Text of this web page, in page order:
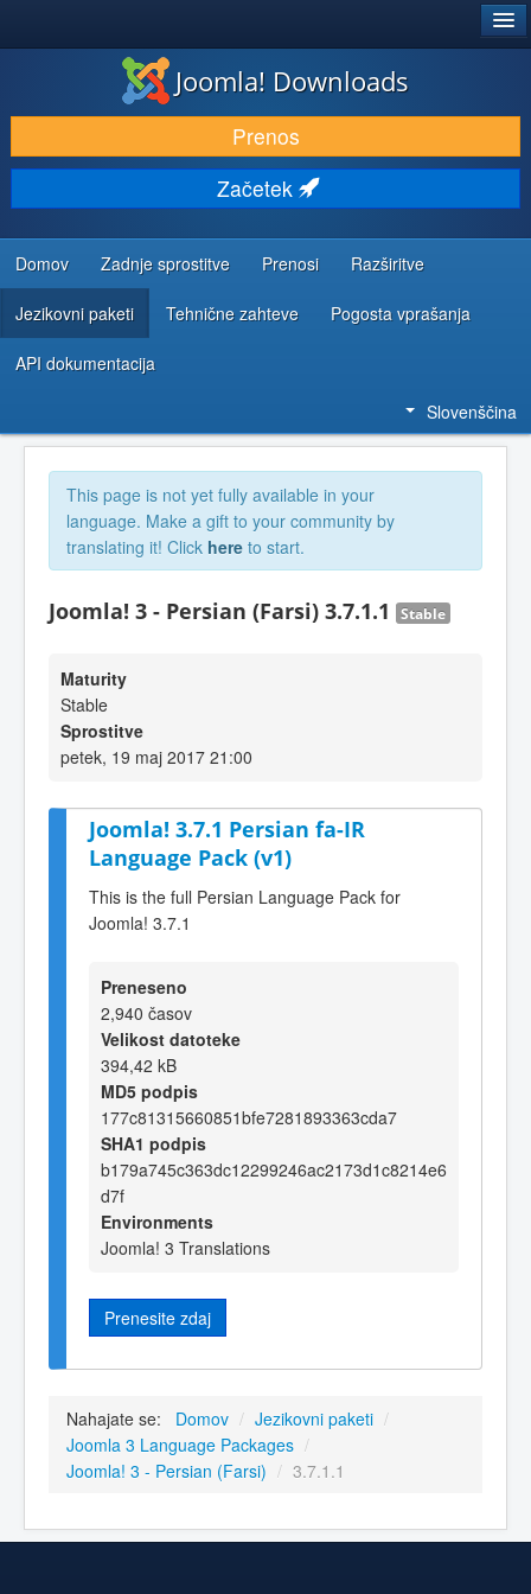
PRENESI IN RAZŠIRI
ODKRIJTE & IZVEJTE
SKUPNOST IN PODPORA
VIRI ZA RAZVIJALCE
Joomla! Downloads
Prenos
Začetek
Domov Zadnje sprostitve Prenosi Razširitve
Jezikovni paketi Tehnične zahteve Pogosta vprašanja
API dokumentacija
Slovenščina
This page is not yet fully available in your
language. Make a gift to your community by
translating it! Click here to start.
Joomla! 3 - Persian (Farsi) 3.7.1.1 Stable
Maturity
Stable
Sprostitve
petek, 19 maj 2017 21:00
Joomla! 3.7.1 Persian fa-IR
Language Pack (v1)
This is the full Persian Language Pack for
Joomla! 3.7.1
Preneseno
2,940 časov
Velikost datoteke
394,42 kB
MD5 podpis
177c81315660851bfe7281893363cda7
SHA1 podpis
b179a745c363dc12299246ac2173d1c8214e6
d7f
Environments
Joomla! 3 Translations
Prenesite zdaj
Nahajate se: Domov / Jezikovni paketi /
Joomla 3 Language Packages /
Joomla! 3 - Persian (Farsi) / 3.7.1.1